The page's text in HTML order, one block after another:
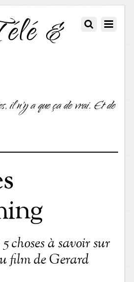
&
il n'y a que ça de vrai. Et de
choses à savoir sur
film de Gerard